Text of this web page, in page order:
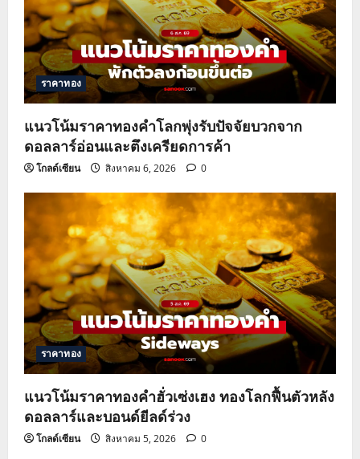
a
t
i
o
n
ราคาทอง
แนวโน้มราคาทองคำโลกพุ่งรับปัจจัยบวกจาก
ดอลลาร์อ่อนและตึงเครียดการค้า
โกลด์เซียน สิงหาคม 6, 2026 0
ราคาทอง
แนวโน้มราคาทองคำฮั่วเซ่งเฮง ทองโลกฟื้นตัวหลัง
ดอลลาร์และบอนด์ยีลด์ร่วง
โกลด์เซียน สิงหาคม 5, 2026 0